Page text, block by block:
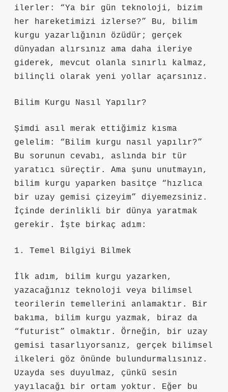
ilerler: “Ya bir gün teknoloji, bizim
her hareketimizi izlerse?” Bu, bilim
kurgu yazarlığının özüdür; gerçek
dünyadan alırsınız ama daha ileriye
giderek, mevcut olanla sınırlı kalmaz,
bilinçli olarak yeni yollar açarsınız.
Bilim Kurgu Nasıl Yapılır?
Şimdi asıl merak ettiğimiz kısma
gelelim: “Bilim kurgu nasıl yapılır?”
Bu sorunun cevabı, aslında bir tür
yaratıcı süreçtir. Ama şunu unutmayın,
bilim kurgu yaparken basitçe “hızlıca
bir uzay gemisi çizeyim” diyemezsiniz.
İçinde derinlikli bir dünya yaratmak
gerekir. İşte birkaç adım:
1. Temel Bilgiyi Bilmek
İlk adım, bilim kurgu yazarken,
yazacağınız teknoloji veya bilimsel
teorilerin temellerini anlamaktır. Bir
bakıma, bilim kurgu yazmak, biraz da
“futurist” olmaktır. Örneğin, bir uzay
gemisi tasarlıyorsanız, gerçek bilimsel
ilkeleri göz önünde bulundurmalısınız.
Uzayda ses duyulmaz, çünkü sesin
yayılacağı bir ortam yoktur. Eğer bu